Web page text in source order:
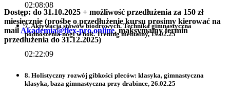
Dostęp: do 31.10.2025 + możliwość przedłużenia za 150 zł
miesięcznie (prośbę o przedłużenie kursu prosimy kierować na
mail Akademia@flex-pro.online, maksymalny termin
przedłużenia do 31.12.2025)
02:08:08
7. Aktywacja stawów biodrowych. Technika gimnastyczna
podnoszenia nogi w bok. Trening mentalny, 19.02.25
02:22:09
8. Holistyczny rozwój gibkości pleców: klasyka, gimnastyczna
klasyka, baza gimnastyczna przy drabince, 26.02.25